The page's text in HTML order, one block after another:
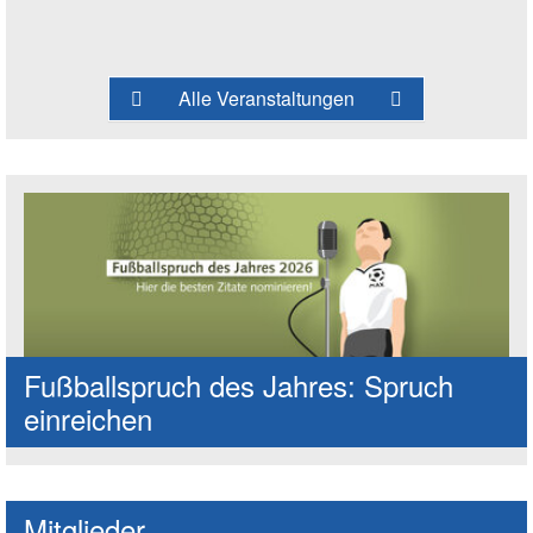
Alle Veranstaltungen
Fußballspruch des Jahres: Spruch
einreichen